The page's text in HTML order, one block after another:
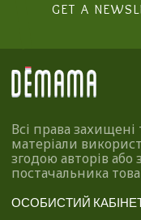
GET A
Всі права захищені
матеріали
згодою авторів
постачальника
ОСОБИСТИЙ